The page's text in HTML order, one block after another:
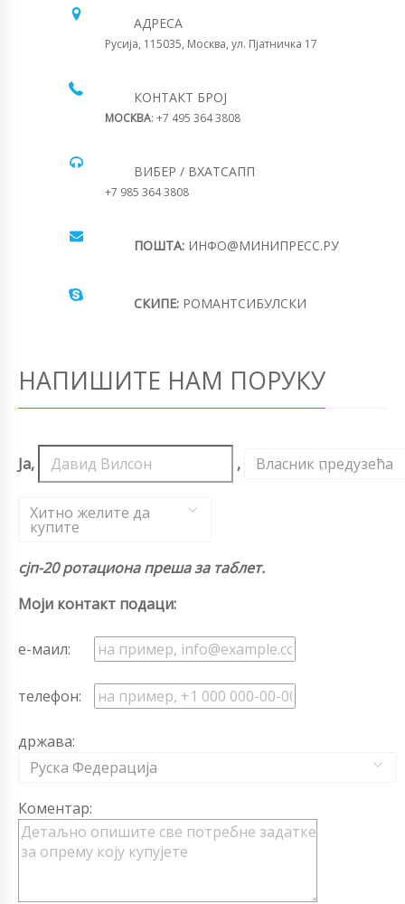
АДРЕСА
Русија, 115035, Москва, ул. Пјатничка 17
КОНТАКТ БРОЈ
МОСКВА: +7 495 364 3808
ВИБЕР / ВХАТСАПП
+7 985 364 3808
ПОШТА: ИНФО@МИНИПРЕСС.РУ
СКИПЕ: РОМАНТСИБУЛСКИ
НАПИШИТЕ НАМ ПОРУКУ
Ја, , Власник предузећа
,
Хитно желите да
купите
сјп-20 ротациона преша за таблет.
Моји контакт подаци:
е-маил:
телефон:
држава:
Руска Федерација
Коментар: